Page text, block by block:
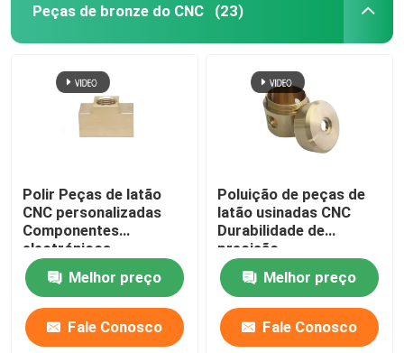
Peças de bronze do CNC (23)
Polir Peças de latão
CNC personalizadas
Componentes
electrónicos
Melhor preço
Fale Conosco
Poluição de peças de
latão usinadas CNC
Durabilidade de
precisão
Melhor preço
Fale Conosco